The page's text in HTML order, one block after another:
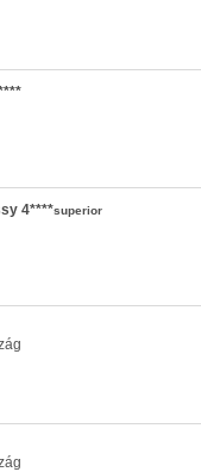
4****superior